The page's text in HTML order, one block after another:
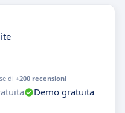
di +200 recensioni
Demo gratuita